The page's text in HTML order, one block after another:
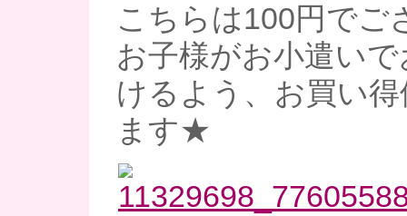
こちらは100円でご
お子様がお小遣い
けるよう、お買い
ます★